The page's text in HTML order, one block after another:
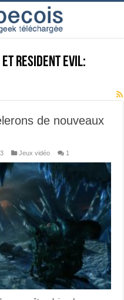
Resident Evil:
de nouveaux
Jeux vidéo 1